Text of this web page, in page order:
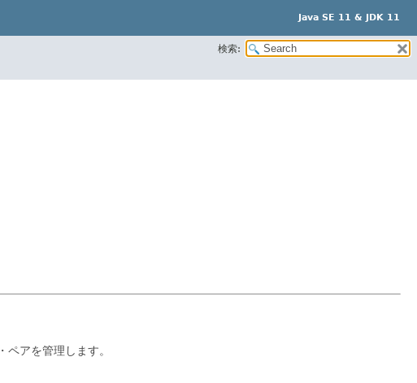
Java SE 11 & JDK 11
検索:
アを管理します。